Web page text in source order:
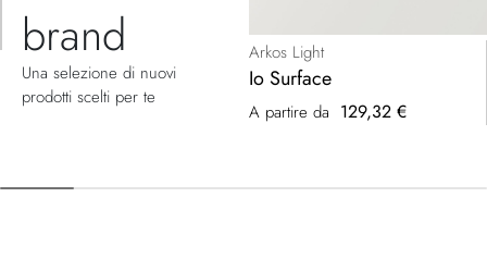
brand
Una selezione di nuovi
prodotti scelti per te
Arkos Light
Io Surface
A partire da 129,32 €